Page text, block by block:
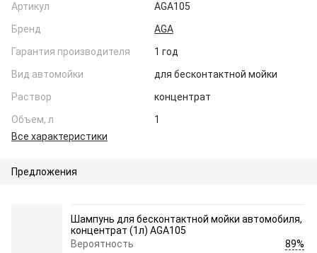
Артикул
AGA105
Бренд
AGA
Гарантия производителя
1 год
Вид автомойки
для бесконтактной мойки
Раствор
концентрат
Объем, л
1
Все характеристики
Предложения
Шампунь для бесконтактной мойки автомобиля,
концентрат (1л) AGA105
Вероятность
89%